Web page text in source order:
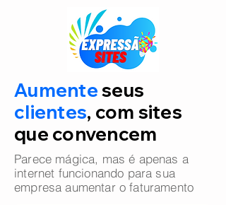
Aumenteseus
clientes, com sites
que convencem
Parece mágica, mas é apenas a
internet funcionando para sua
empresa aumentar o faturamento